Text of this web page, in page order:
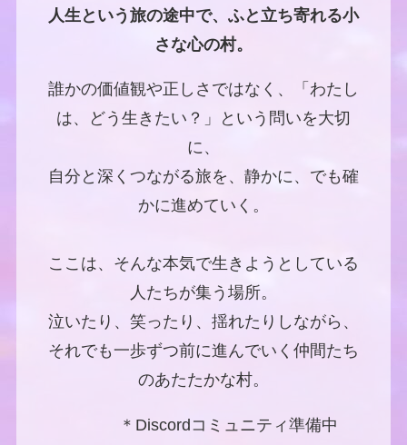
人生という旅の途中で、ふと立ち寄れる小
さな心の村。
誰かの価値観や正しさではなく、「わたし
は、どう生きたい？」という問いを大切
に、
自分と深くつながる旅を、静かに、でも確
かに進めていく。
ここは、そんな本気で生きようとしている
人たちが集う場所。
泣いたり、笑ったり、揺れたりしながら、
それでも一歩ずつ前に進んでいく仲間たち
のあたたかな村。
＊Discordコミュニティ準備中